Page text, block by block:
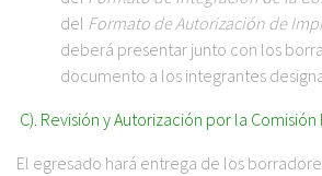
del Formato de Autorización de
deberá presentar junto con los
documento a los integrantes
C). Revisión y Autorización por la Comisión
El egresado hará entrega de los